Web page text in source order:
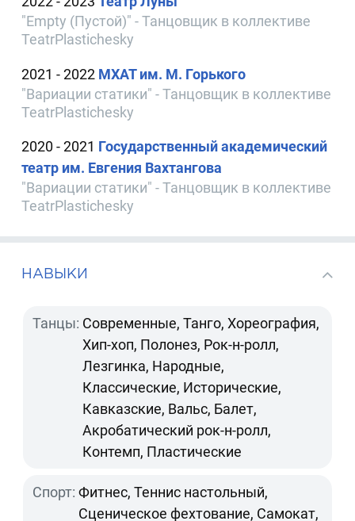
"Empty (Пустой)" - Танцовщик в коллективе
TeatrPlastichesky
2021 - 2022 МХАТ им. М. Горького
"Вариации статики" - Танцовщик в коллективе
TeatrPlastichesky
2020 - 2021 Государственный академический
театр им. Евгения Вахтангова
"Вариации статики" - Танцовщик в коллективе
TeatrPlastichesky
НАВЫКИ
Танцы: Современные, Танго, Хореография,
Хип-хоп, Полонез, Рок-н-ролл,
Лезгинка, Народные,
Классические, Исторические,
Кавказские, Вальс, Балет,
Акробатический рок-н-ролл,
Контемп, Пластические
Спорт: Фитнес, Теннис настольный,
Сценическое фехтование, Самокат,